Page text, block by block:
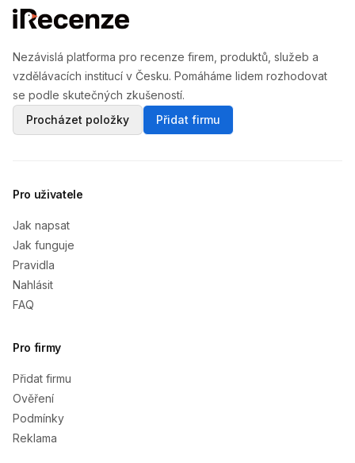
Nezávislá platforma pro recenze firem, produktů, služeb a
vzdělávacích institucí v Česku. Pomáháme lidem rozhodovat
se podle skutečných zkušeností.
Procházet položky
Přidat firmu
Pro uživatele
Jak napsat
Jak funguje
Pravidla
Nahlásit
FAQ
Pro firmy
Přidat firmu
Ověření
Podmínky
Reklama